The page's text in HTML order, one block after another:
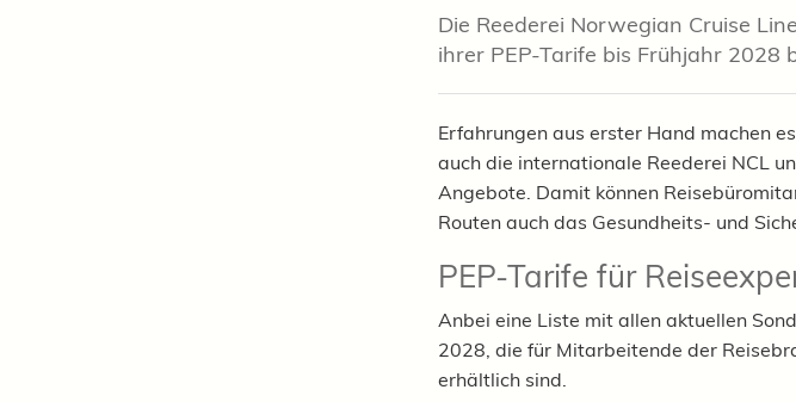
Die Reederei Norwegian Cruise
ihrer PEP-Tarife bis Frühjahr 2028
Erfahrungen aus erster Hand machen
auch die internationale Reederei NCL
Angebote. Damit können
Routen auch das Gesundheits- und
PEP-Tarife für
Anbei eine Liste mit allen aktuellen
2028, die für Mitarbeitende der
erhältlich sind.